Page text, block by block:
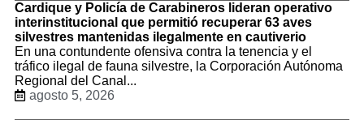
Cardique y Policía de Carabineros lideran operativo
interinstitucional que permitió recuperar 63 aves
silvestres mantenidas ilegalmente en cautiverio
En una contundente ofensiva contra la tenencia y el
tráfico ilegal de fauna silvestre, la Corporación Autónoma
Regional del Canal...
agosto 5, 2026